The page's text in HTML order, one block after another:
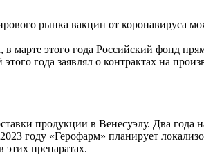
рынка вакцин от коронавируса
марте этого года Российский фонд
года заявлял о контрактах на
продукции в Венесуэлу. Два года
году «Герофарм» планирует
этих препаратах.